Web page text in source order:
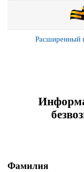
Расширенный
Фамилия